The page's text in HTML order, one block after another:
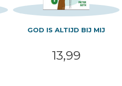
GOD IS ALTIJD BIJ MIJ
13,99